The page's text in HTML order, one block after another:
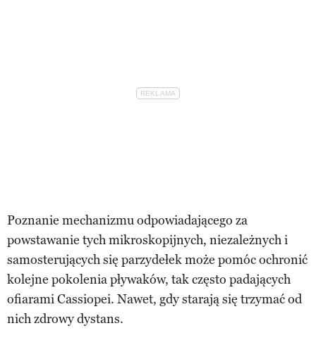
Poznanie mechanizmu odpowiadającego za
powstawanie tych mikroskopijnych, niezależnych i
samosterujących się parzydełek może pomóc ochronić
kolejne pokolenia pływaków, tak często padających
ofiarami Cassiopei. Nawet, gdy starają się trzymać od
nich zdrowy dystans.